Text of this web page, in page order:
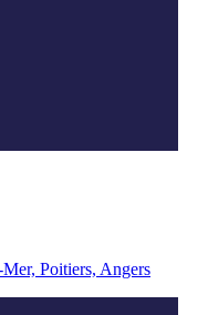
Poitiers, Angers